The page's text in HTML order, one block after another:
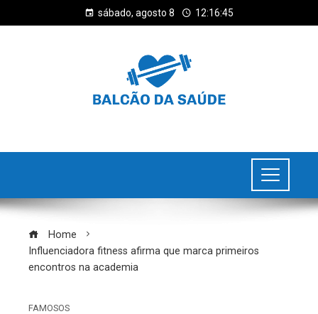
sábado, agosto 8 12:16:45
Home
Influenciadora fitness afirma que marca primeiros
encontros na academia
FAMOSOS